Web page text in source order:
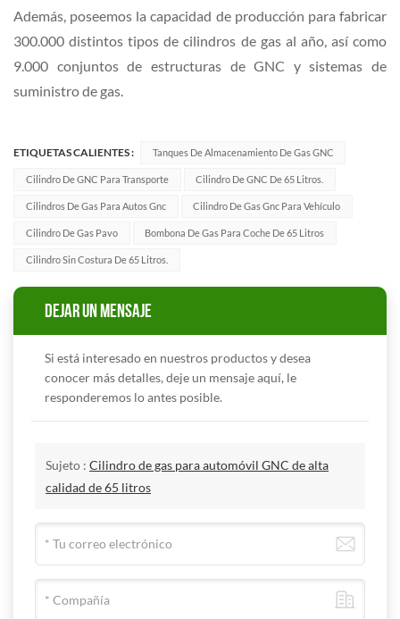
Además, poseemos la capacidad de producción para fabricar
300.000 distintos tipos de cilindros de gas al año, así como
9.000 conjuntos de estructuras de GNC y sistemas de
suministro de gas.
ETIQUETAS CALIENTES : Tanques De Almacenamiento De Gas GNC
Cilindro De GNC Para Transporte Cilindro De GNC De 65 Litros.
Cilindros De Gas Para Autos Gnc Cilindro De Gas Gnc Para Vehículo
Cilindro De Gas Pavo Bombona De Gas Para Coche De 65 Litros
Cilindro Sin Costura De 65 Litros.
DEJAR UN MENSAJE
Si está interesado en nuestros productos y desea
conocer más detalles, deje un mensaje aquí, le
responderemos lo antes posible.
Sujeto : Cilindro de gas para automóvil GNC de alta
calidad de 65 litros